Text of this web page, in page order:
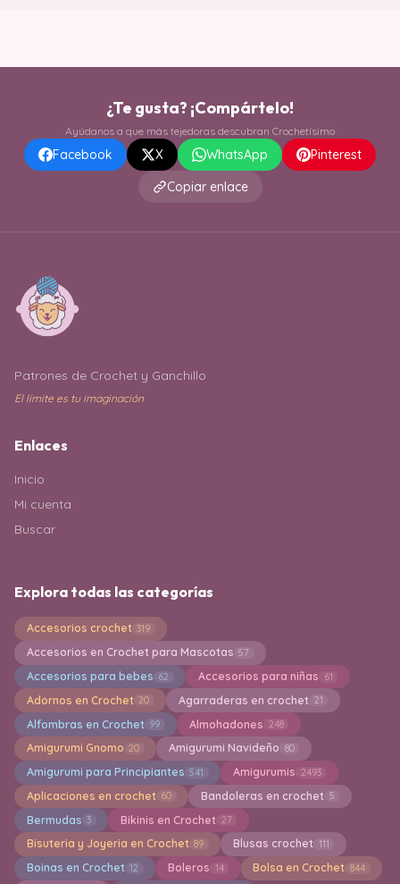
¿Te gusta? ¡Compártelo!
Ayúdanos a que más tejedoras descubran Crochetísimo
Facebook X WhatsApp
Pinterest
Copiar enlace
Patrones de Crochet y Ganchillo
El límite es tu imaginación
Enlaces
Inicio
Mi cuenta
Buscar
Explora todas las categorías
Accesorios crochet 319
Accesorios en Crochet para Mascotas 57
Accesorios para bebes 62 Accesorios para niñas 61
Adornos en Crochet 20 Agarraderas en crochet 21
Alfombras en Crochet 99 Almohadones 248
Amigurumi Gnomo 20 Amigurumi Navideño 80
Amigurumi para Principiantes 541 Amigurumis 2493
Aplicaciones en crochet 60 Bandoleras en crochet 5
Bermudas 3 Bikinis en Crochet 27
Bisuteria y Joyeria en Crochet 89 Blusas crochet 111
Boinas en Crochet 12 Boleros 14 Bolsa en Crochet 844